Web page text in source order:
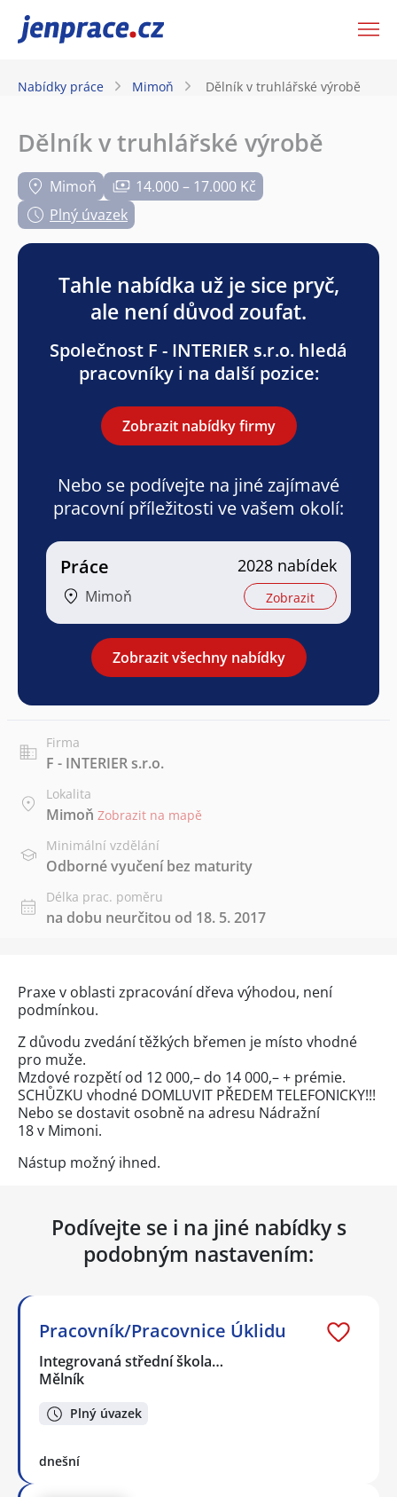
JenPráce.cz
Nabídky práce Mimoň Dělník v truhlářské výrobě
Dělník v truhlářské výrobě
Mimoň
14.000 – 17.000 Kč
Plný úvazek
Tahle nabídka už je sice pryč,
ale není důvod zoufat.
Společnost F - INTERIER s.r.o. hledá
pracovníky i na další pozice:
Zobrazit nabídky firmy
Nebo se podívejte na jiné zajímavé
pracovní příležitosti ve vašem okolí:
Práce
Mimoň
2028 nabídek
Zobrazit
Zobrazit všechny nabídky
Firma
F - INTERIER s.r.o.
Lokalita
Mimoň Zobrazit na mapě
Minimální vzdělání
Odborné vyučení bez maturity
Délka prac. poměru
na dobu neurčitou od 18. 5. 2017
Praxe v oblasti zpracování dřeva výhodou, není
podmínkou.
Z důvodu zvedání těžkých břemen je místo vhodné
pro muže.
Mzdové rozpětí od 12 000,– do 14 000,– + prémie.
SCHŮZKU vhodné DOMLUVIT PŘEDEM TELEFONICKY!!!
Nebo se dostavit osobně na adresu Nádražní
18 v Mimoni.
Nástup možný ihned.
Podívejte se i na jiné nabídky s
podobným nastavením:
Pracovník/Pracovnice Úklidu
Integrovaná střední škola…
Mělník
Plný úvazek
dnešní